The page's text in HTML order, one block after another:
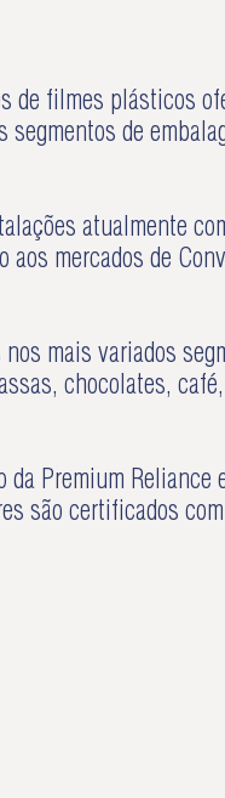
de filmes plásticos
de
atualmente
mercados de
mais variados
chocolates,
Premium Reliance
são certificados